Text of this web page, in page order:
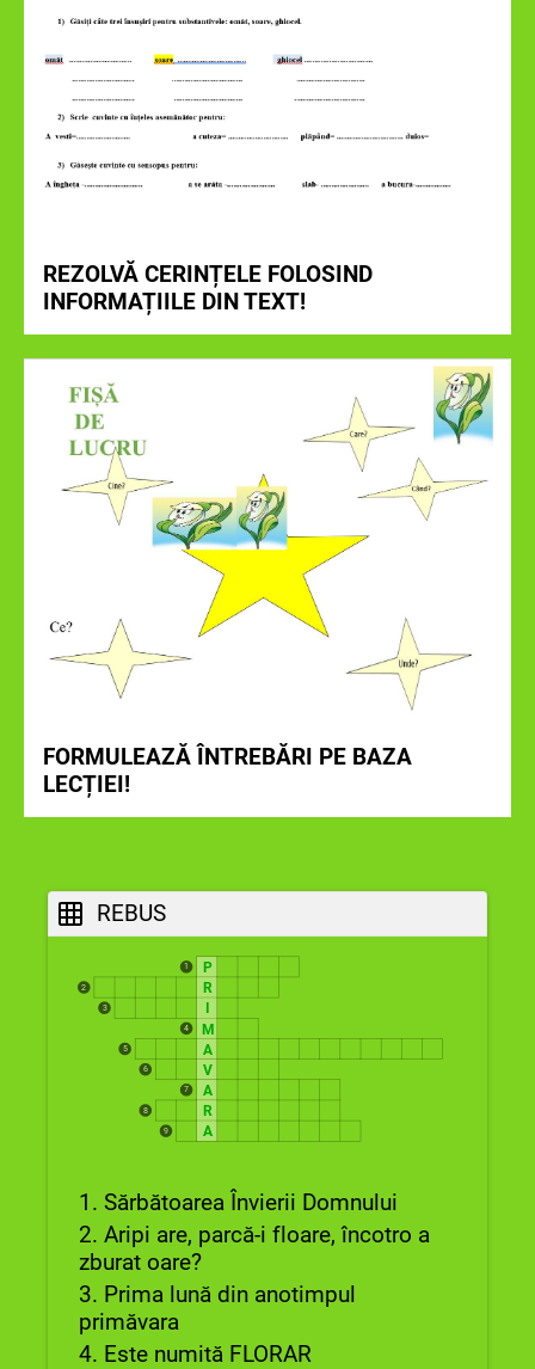
REZOLVĂ CERINȚELE FOLOSIND
INFORMAȚIILE DIN TEXT!
FORMULEAZĂ ÎNTREBĂRI PE BAZA
LECȚIEI!
REBUS
1 P
2 R
3
4 M
5 A
6 V
7 A
8 R
9 A
1. Sărbătoarea Învierii Domnului
2. Aripi are, parcă-i floare, încotro a
zburat oare?
3. Prima lună din anotimpul
primăvara
4. Este numită FLORAR